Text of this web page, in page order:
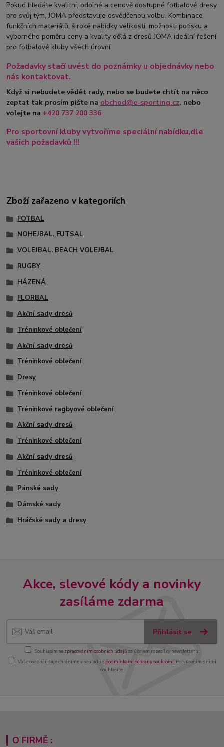
Pokud hledáte kvalitní, odolné a cenově dostupné fotbalové dresy
pro svůj tým, JOMA představuje osvědčenou volbu. Kombinace
funkčních materiálů, široké nabídky velikostí, možnosti potisku a
výborného poměru ceny a kvality dělá z dresů JOMA ideální řešení
pro fotbalové kluby všech úrovní.
Požadavky stačí uvést do poznámky u objednávky nebo
nás kontaktovat.
Když si nebudete vědět rady, nebo se budete chtít na něco
zeptat tak prosím pište na obchod@e-sporting.cz, nebo
volejte na +420 737 200 336
Pro sportovní kluby vytvoříme speciální nabídku,dle
vašich požadavků !!!
Zboží zařazeno v kategoriích
FOTBAL
NOHEJBAL, FUTSAL
VOLEJBAL, BEACH VOLEJBAL
RUGBY
HÁZENÁ
FLORBAL
Akční sady dresů
Tréninkové oblečení
Akční sady dresů
Tréninkové oblečení
Dresy
Tréninkové oblečení
Tréninkové ragbyové oblečení
Akční sady dresů
Tréninkové oblečení
Akční sady dresů
Tréninkové oblečení
Pánské sady
Dámské sady
Hráčské sady a dresy
Akce, slevové kódy a novinky
zasíláme zdarma
Přihlásit se
Souhlasím se zpracováním osobních údajůza účelem rozesílky newsletteru.
Vaše osobní údaje chráníme v souladu s podmínkami ochrany soukromí. Potvrzením s nimi
souhlasíte.
O FIRMĚ :